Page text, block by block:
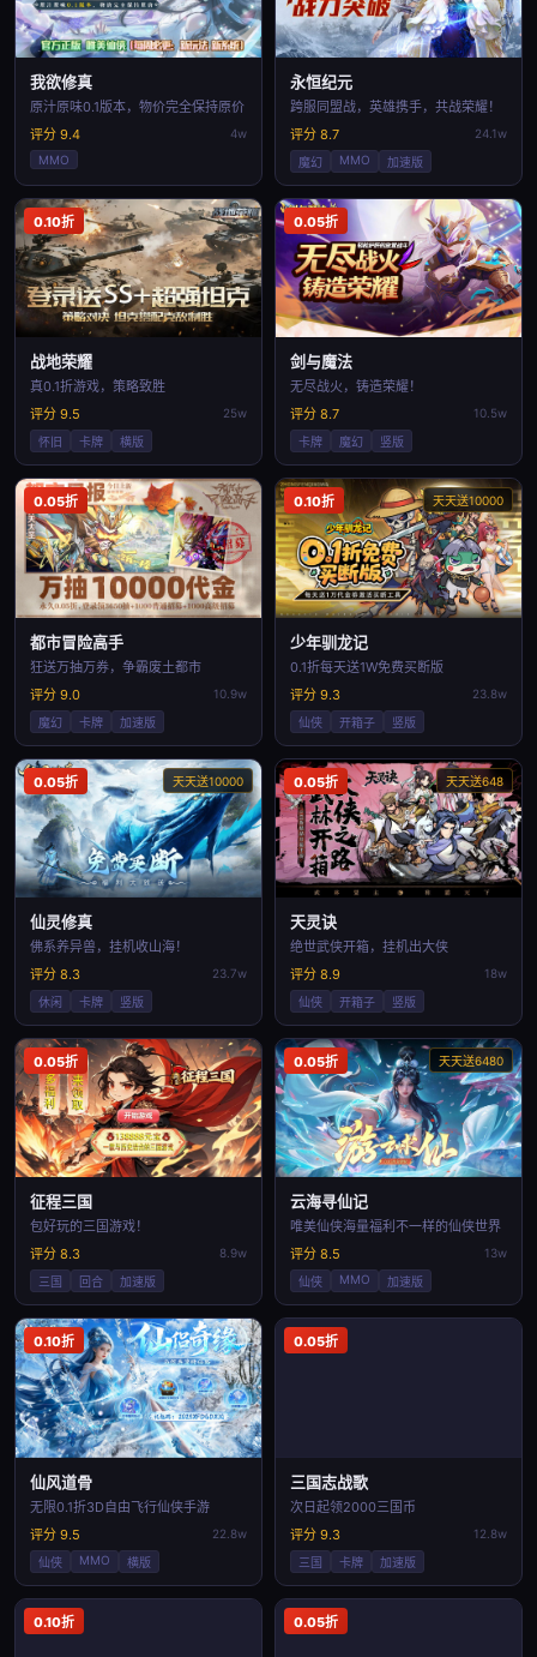
我欲修真
原汁原味0.1版本，物价完全保持原价
评分 9.4
4w
MMO
永恒纪元
跨服同盟战，英雄携手，共战荣耀！
评分 8.7
24.1w
魔幻
MMO 加速版
0.10折
战地荣耀
真0.1折游戏，策略致胜
评分 9.5
25w
怀旧
卡牌 横版
0.05折
剑与魔法
无尽战火，铸造荣耀！
评分 8.7
10.5w
卡牌
魔幻 竖版
0.05折
都市冒险高手
狂送万抽万券，争霸废土都市
评分 9.0
10.9w
魔幻
卡牌 加速版
0.10折 天天送10000
少年驯龙记
0.1折每天送1W免费买断版
评分 9.3
23.8w
仙侠
开箱子 竖版
0.05折 天天送10000
仙灵修真
佛系养异兽，挂机收山海！
评分 8.3
23.7w
休闲
卡牌 竖版
0.05折 天天送648
天灵诀
绝世武侠开箱，挂机出大侠
评分 8.9
18w
仙侠
开箱子 竖版
0.05折
征程三国
包好玩的三国游戏！
评分 8.3
8.9w
三国
回合 加速版
0.05折 天天送6480
云海寻仙记
唯美仙侠海量福利不一样的仙侠世界
评分 8.5
13w
仙侠
MMO 加速版
0.10折
仙风道骨
无限0.1折3D自由飞行仙侠手游
评分 9.5
22.8w
仙侠
MMO 横版
0.05折
三国志战歌
次日起领2000三国币
评分 9.3
12.8w
三国
卡牌 加速版
0.10折 0.05折